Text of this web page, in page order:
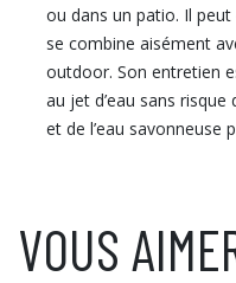
ou dans un patio. Il
se combine aisément
outdoor. Son entretien
au jet d’eau sans
et de l’eau savonneuse
VOUS